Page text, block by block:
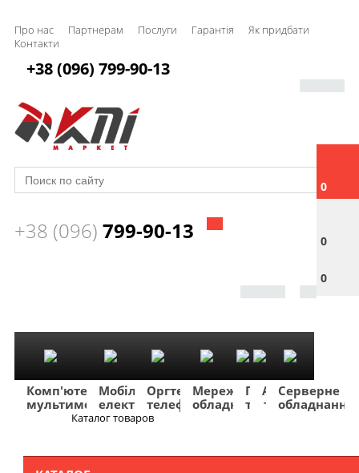
Про нас Партнерам Послуги Гарантія
Як придбати
Контакти
0
0
0
+38 (096) 799-90-13
+38 (096) 799-90-13
Комп'ютери
мультимедіа
Мобільна
електроніка
Оргтехніка
телефонія
Мережеве
обладнання
Побутова
техніка
TV
та
Фото
та
Авто
та
Серверне
обладнання
Каталог товаров